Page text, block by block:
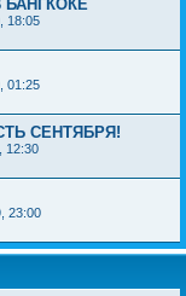
БАНГКОКЕ
18:05
01:25
СЕНТЯБРЯ!
12:30
23:00